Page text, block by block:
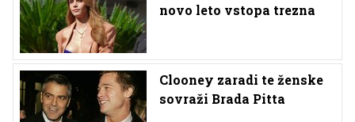
novo leto vstopa trezna
Clooney zaradi te ženske
sovraži Brada Pitta